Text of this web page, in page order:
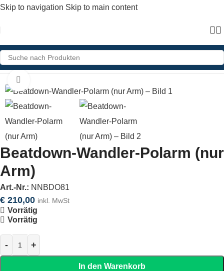
Skip to navigation Skip to main content
Home»Shop»Beatdown-Wandler-Polarm (nur Arm)
Beatdown-Wandler-Polarm (nur
Arm)
Art.-Nr.: NNBDO81
€ 210,00 inkl. MwSt
Vorrätig
Vorrätig
In den Warenkorb